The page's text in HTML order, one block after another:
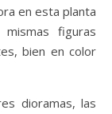
en esta planta
figuras
bien en color
dioramas, las